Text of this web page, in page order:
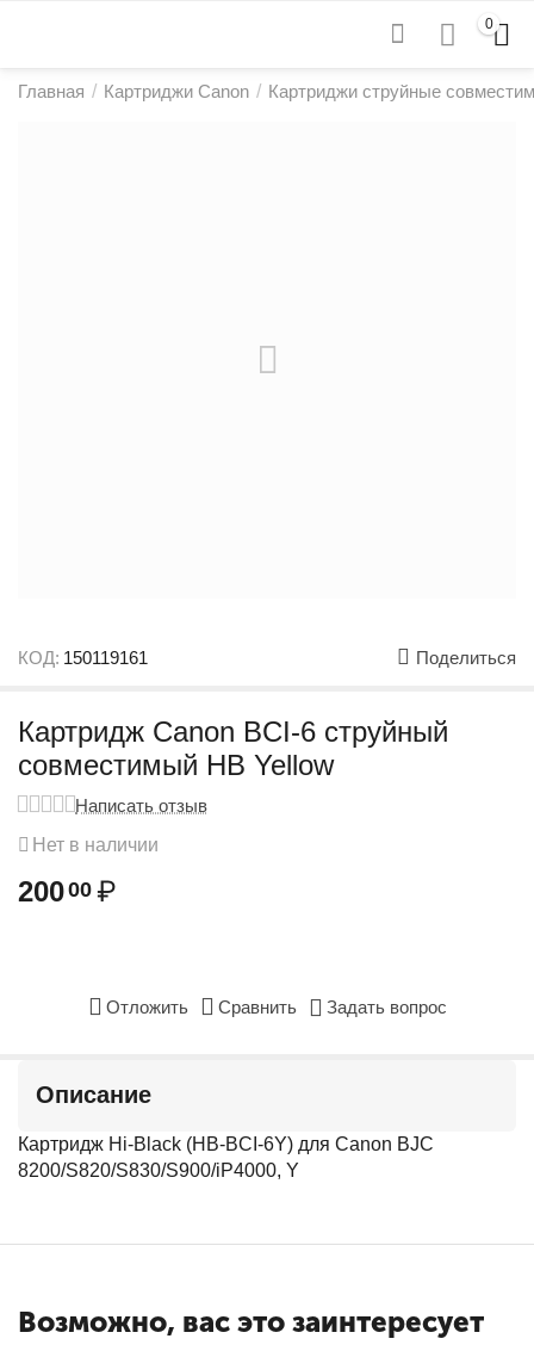
0
Главная / Картриджи Canon / Картриджи струйные
КОД: 150119161 Поделиться
Картридж Canon BCI-6 струйный
совместимый HB Yellow
Написать отзыв
Нет в наличии
20000 ₽
Отложить Сравнить Задать вопрос
Описание
Картридж Hi-Black (HB-BCI-6Y) для Canon BJC
8200/S820/S830/S900/iP4000, Y
Возможно, вас это заинтересует